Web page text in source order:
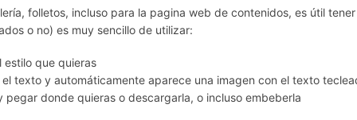
folletos, incluso para la pagina web de contenidos, es útil
o no) es muy sencillo de utilizar:
estilo que quieras
el texto y automáticamente aparece una imagen con el texto
pegar donde quieras o descargarla, o incluso embeberla